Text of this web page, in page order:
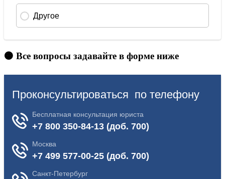
🟠 Все вопросы задавайте в форме ниже